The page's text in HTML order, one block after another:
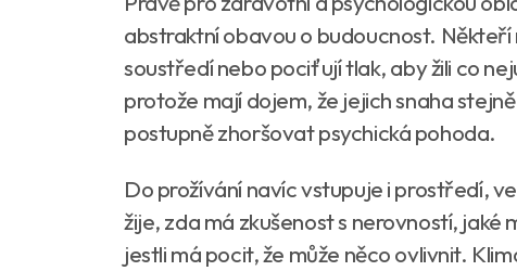
abstraktní obavou o budoucnost. Někteří
soustředí nebo pociťují tlak, aby žili co
protože mají dojem, že jejich snaha
postupně zhoršovat psychická pohoda.
Do prožívání navíc vstupuje i prostředí,
žije, zda má zkušenost s nerovností, jaké
jestli má pocit, že může něco ovlivnit.